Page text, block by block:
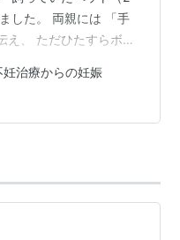
した。 両親には 「手
え、 ただひたすらボー
な」 と言ってくれたの
り過ごしました。 旦那
話す気には全くなれず
は1週間後。 まだつわ
妊治療からの妊娠